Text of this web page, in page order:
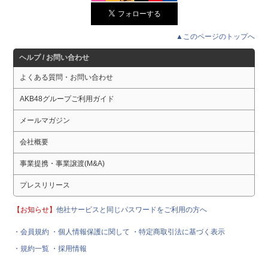
▲このページのトップへ
ヘルプ / お問い合わせ
よくある質問・お問い合わせ
AKB48グループご利用ガイド
メールマガジン
会社概要
事業提携・事業譲渡(M&A)
プレスリリース
【お知らせ】他社サービスと同じパスワードをご利用の方へ
・会員規約 ・個人情報保護に関して
・特定商取引法に基づく表示
・規約一覧 ・採用情報